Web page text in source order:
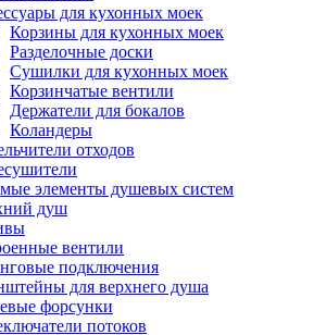
для кухонных моек
Корзины для кухонных моек
Разделочные доски
Сушилки для кухонных моек
Корзинчатые вентили
Держатели для бокалов
Коландеры
отходов
элементы душевых систем
душ
вентили
подключения
для верхнего душа
форсунки
потоков